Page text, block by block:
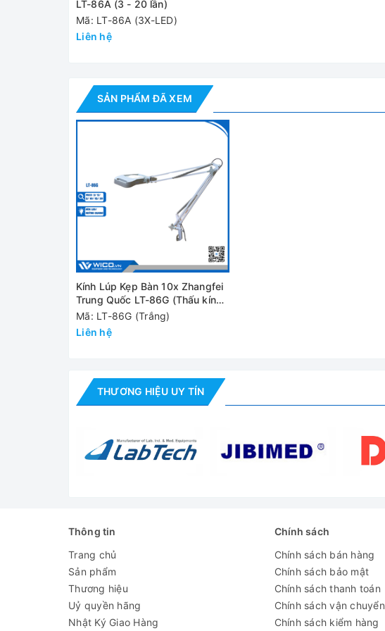
Kích thước
gương
hình chữ nhật 177 x 113 mm
Video - Hình ảnh
LT-86A (3 - 20 lần)
Mã: LT-86A (3X-LED)
Liên hệ
SẢN PHẨM ĐÃ XEM
Kính Lúp Kẹp Bàn 10x Zhangfei
Trung Quốc LT-86G (Thấu kính
rộng)
Mã: LT-86G (Trắng)
Liên hệ
THƯƠNG HIỆU UY TÍN
Thông tin
Trang chủ
Sản phẩm
Thương hiệu
Uỷ quyền hãng
Nhật Ký Giao Hàng
Chính sách
Chính sách bán hàng
Chính sách bảo mật
Chính sách thanh toán
Chính sách vận chuyển
Chính sách kiểm hàng